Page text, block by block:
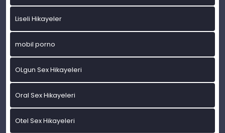
Liseli Hikayeler
mobil porno
OLgun Sex Hikayeleri
Oral Sex Hikayeleri
Otel Sex Hikayeleri